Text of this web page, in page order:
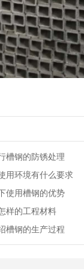
槽钢的防锈处理
用环境有什么要求
使用槽钢的优势
样的工程材料
槽钢的生产过程